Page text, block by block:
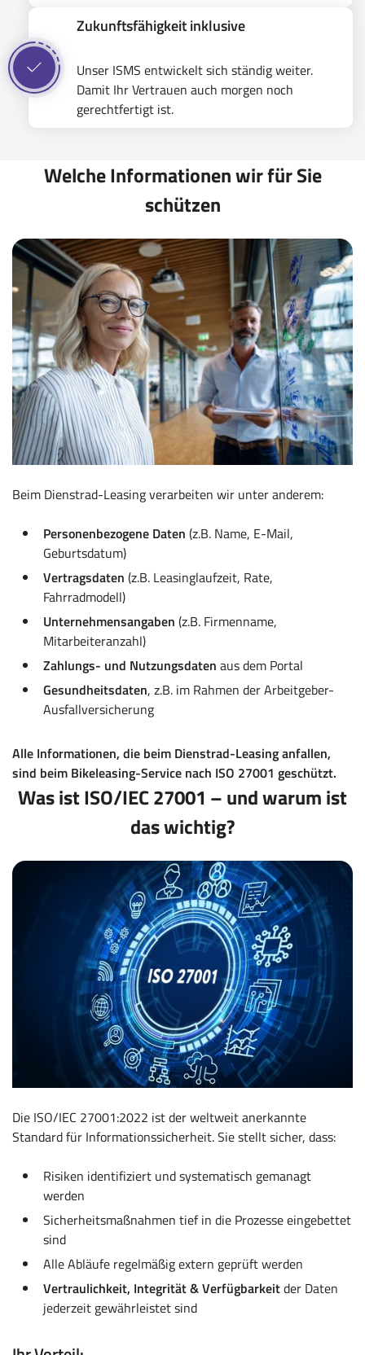
Zukunftsfähigkeit inklusive
Unser ISMS entwickelt sich ständig weiter.
Damit Ihr Vertrauen auch morgen noch
gerechtfertigt ist.
Welche Informationen wir für Sie
schützen
Beim Dienstrad-Leasing verarbeiten wir unter anderem:
Personenbezogene Daten (z.B. Name, E-Mail,
Geburtsdatum)
Vertragsdaten (z.B. Leasinglaufzeit, Rate,
Fahrradmodell)
Unternehmensangaben (z.B. Firmenname,
Mitarbeiteranzahl)
Zahlungs- und Nutzungsdaten aus dem Portal
Gesundheitsdaten, z.B. im Rahmen der Arbeitgeber-
Ausfallversicherung
Alle Informationen, die beim Dienstrad-Leasing anfallen,
sind beim Bikeleasing-Service nach ISO 27001 geschützt.
Was ist ISO/IEC 27001 – und warum ist
das wichtig?
Die ISO/IEC 27001:2022 ist der weltweit anerkannte
Standard für Informationssicherheit. Sie stellt sicher, dass:
Risiken identifiziert und systematisch gemanagt
werden
Sicherheitsmaßnahmen tief in die Prozesse eingebettet
sind
Alle Abläufe regelmäßig extern geprüft werden
Vertraulichkeit, Integrität & Verfügbarkeitder Daten
jederzeit gewährleistet sind